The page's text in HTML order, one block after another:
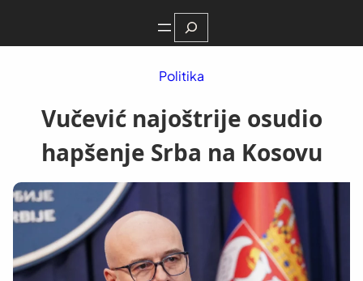
Search
Politika
Vučević najoštrije osudio
hapšenje Srba na Kosovu